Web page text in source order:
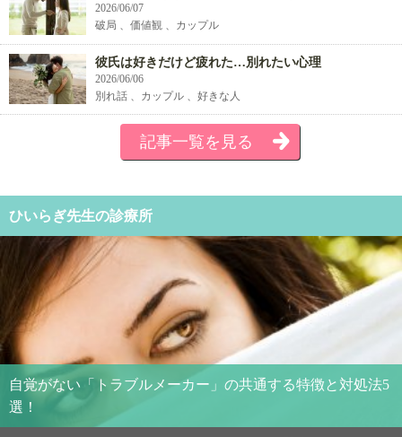
2026/06/07
破局 、価値観 、カップル
彼氏は好きだけど疲れた…別れたい心理
2026/06/06
別れ話 、カップル 、好きな人
記事一覧を見る
ひいらぎ先生の診療所
自覚がない「トラブルメーカー」の共通する特徴と対処法5
選！